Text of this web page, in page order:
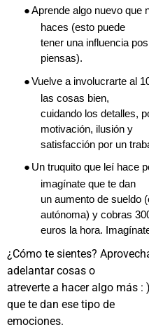
●Aprende algo nuevo que
haces (esto puede
tener una influencia
piensas).
●Vuelve a involucrarte al
las cosas bien,
cuidando los detalles,
motivación, ilusión y
satisfacción por un
● Un truquito que leí hace
imagínate que te dan
un aumento de sueldo
autónoma) y cobras
euros la hora.
¿Cómo te sientes?
adelantar cosas o
atreverte a hacer algo más :
que te dan ese tipo de
emociones.